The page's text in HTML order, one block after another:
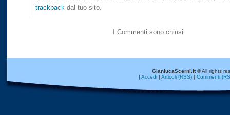
trackback dal tuo sito.
I Commenti sono chiusi
GianlucaScerni.it© All rights
| Accedi| Articoli (RSS)| Commenti